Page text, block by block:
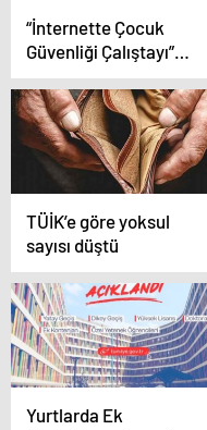
“İnternette Çocuk
Güvenliği Çalıştayı”
AKK’de gerçekleşti!
TÜİK’e göre yoksul
sayısı düştü
Yurtlarda Ek